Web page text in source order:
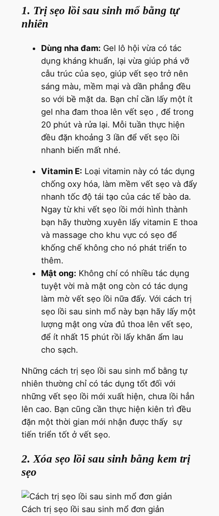
1. Trị sẹo lồi sau sinh mổ bằng tự
nhiên
Dùng nha đam: Gel lô hội vừa có tác
dụng kháng khuẩn, lại vừa giúp phá vỡ
cẫu trúc của sẹo, giúp vết sẹo trở nên
sáng màu, mềm mại và dần phẳng đều
so với bề mặt da. Bạn chỉ cần lấy một ít
gel nha đam thoa lên vết sẹo , để trong
20 phút và rửa lại. Mỗi tuần thực hiện
đều đặn khoảng 3 lần để vết sẹo lồi
nhanh biến mất nhé.
Vitamin E: Loại vitamin này có tác dụng
chống oxy hóa, làm mềm vết sẹo và đẩy
nhanh tốc độ tái tạo của các tế bào da.
Ngay từ khi vết sẹo lồi mới hình thành
bạn hãy thường xuyên lấy vitamin E thoa
và massage cho khu vực có sẹo để
khống chế không cho nó phát triển to
thêm.
Mật ong: Không chí có nhiều tác dụng
tuyệt vời mà mật ong còn có tác dụng
làm mờ vết sẹo lồi nữa đấy. Với cách trị
sẹo lồi sau sinh mổ này bạn hãy lấy một
lượng mật ong vừa đủ thoa lên vết sẹo,
để ít nhất 15 phút rồi lấy khăn ẩm lau
cho sạch.
Những cách trị sẹo lồi sau sinh mổ bằng tự
nhiên thường chỉ có tác dụng tốt đối với
những vết sẹo lồi mới xuất hiện, chưa lồi hẳn
lên cao. Bạn cũng cần thực hiện kiên trì đều
đặn một thời gian mới nhận được thấy sự
tiến triển tốt ở vết sẹo.
2. Xóa sẹo lồi sau sinh bằng kem trị
sẹo
Cách trị sẹo lồi sau sinh mổ đơn giản